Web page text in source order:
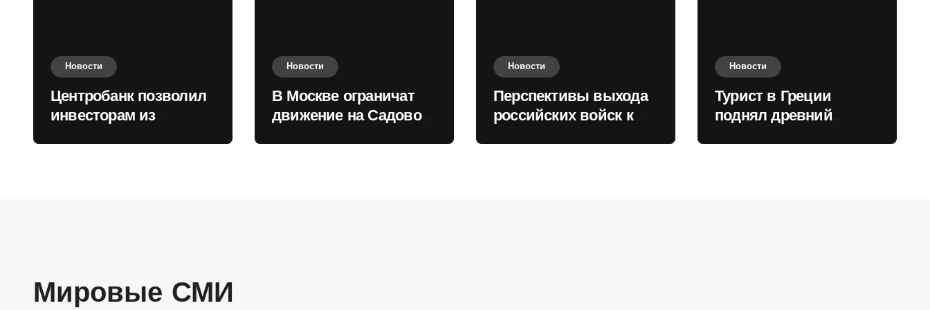
Новости
Центробанк позволил
инвесторам из
Новости
В Москве ограничат
движение на Садовом
Новости
Перспективы выхода
российских войск к
Новости
Турист в Греции
поднял древний
Мировые СМИ